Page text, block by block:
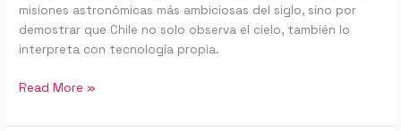
misiones astronómicas más ambiciosas del siglo, sino por
demostrar que Chile no solo observa el cielo, también lo
interpreta con tecnología propia.
Read More »